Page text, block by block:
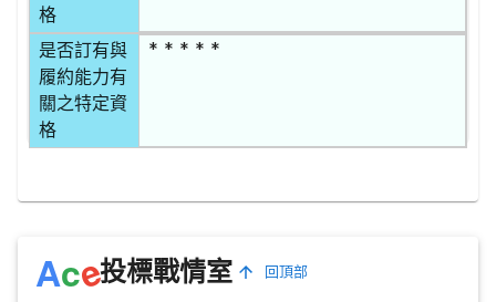
格
是否訂有與
履約能力有
關之特定資
格
* * * * *
Ace投標戰情室 回頂部